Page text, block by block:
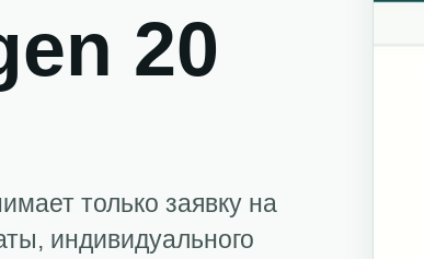
20
только заявку на
индивидуального